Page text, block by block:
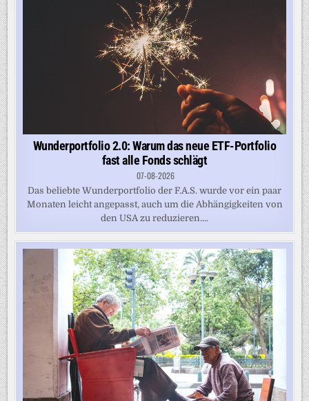
Wunderportfolio 2.0: Warum das neue ETF-Portfolio
fast alle Fonds schlägt
07-08-2026
Das beliebte Wunderportfolio der F.A.S. wurde vor ein paar
Monaten leicht angepasst, auch um die Abhängigkeiten von
den USA zu reduzieren....